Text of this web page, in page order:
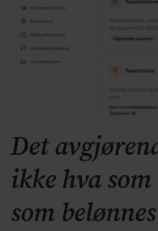
Det
ikke hva
som belønnes